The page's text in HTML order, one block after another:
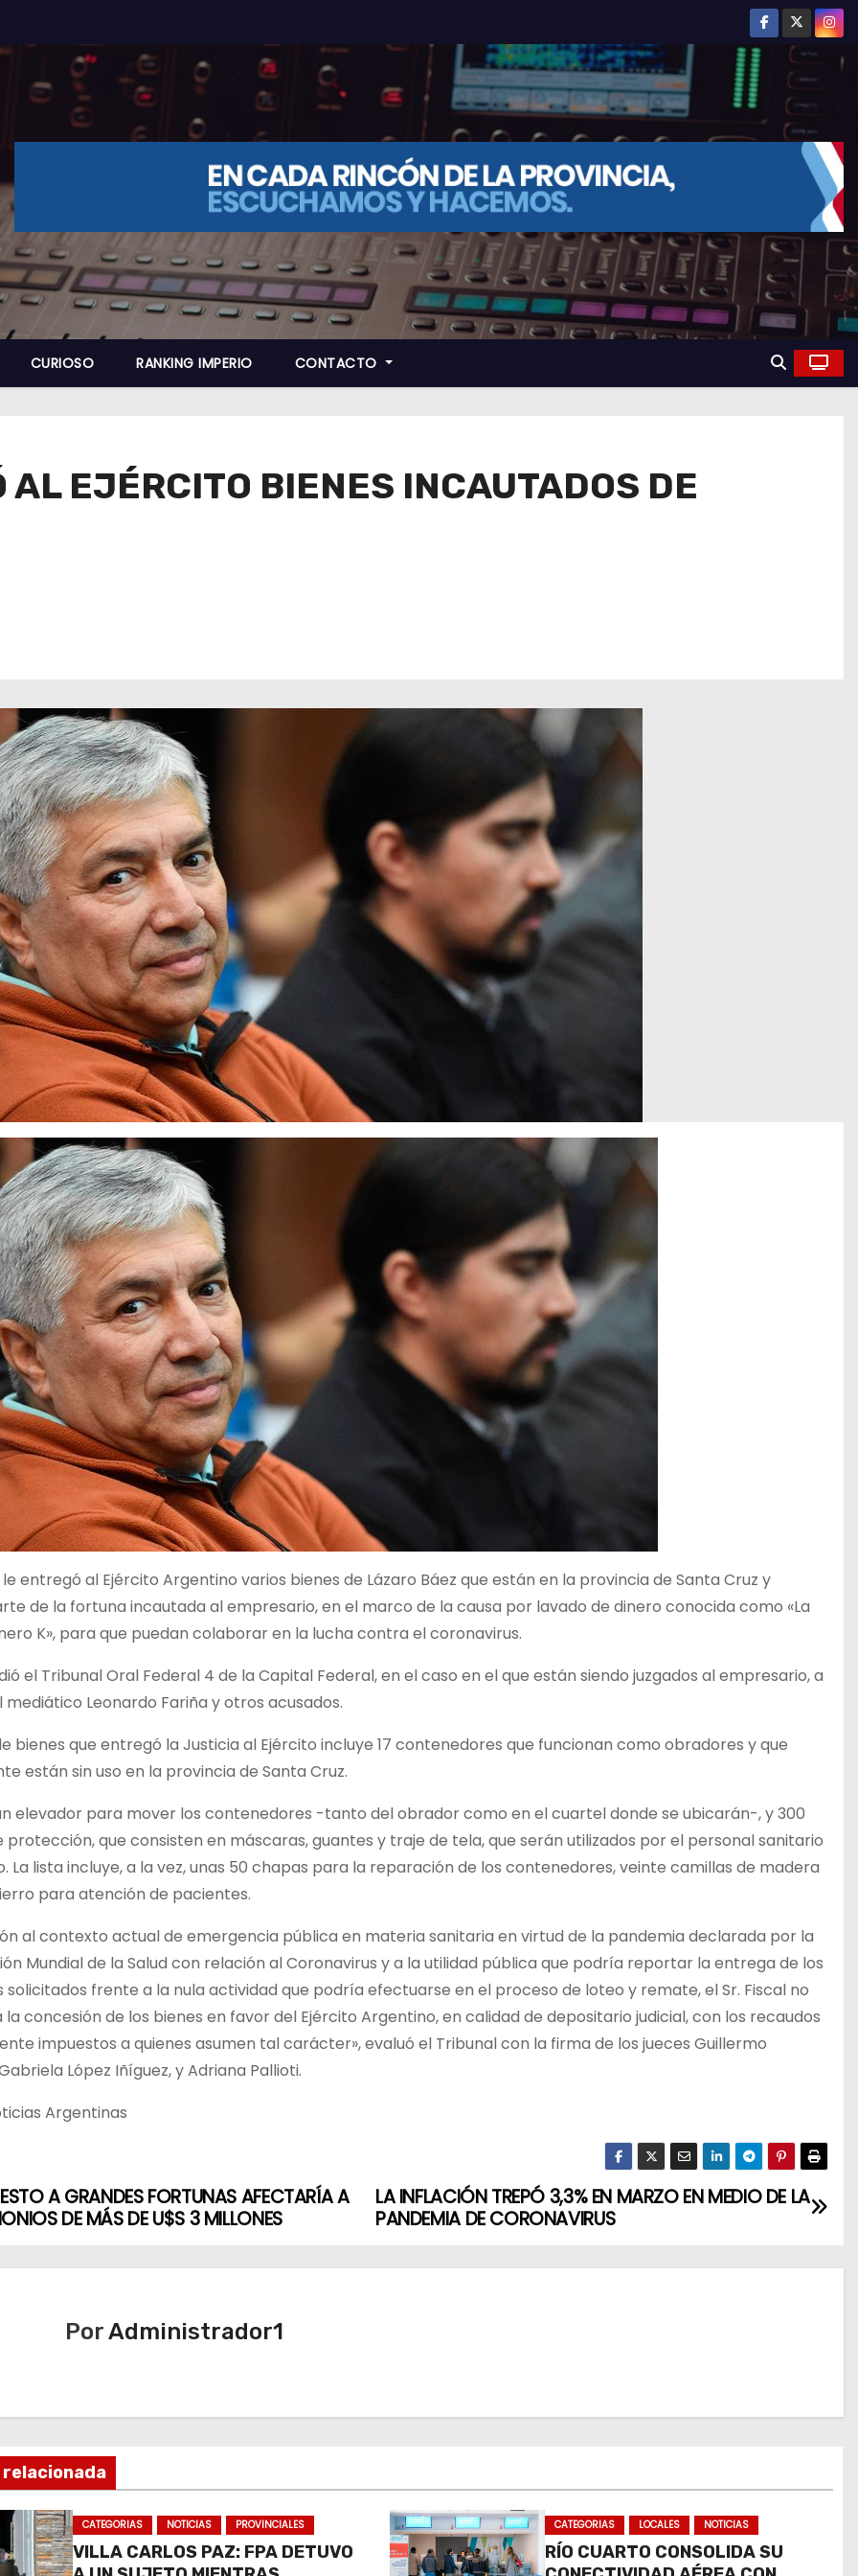
CURIOSO RANKING IMPERIO CONTACTO
EJÉRCITO BIENES INCAUTADOS DE
le entregó al Ejército Argentino varios bienes de Lázaro Báez que están en la provincia de Santa Cruz y
de la fortuna incautada al empresario, en el marco de la causa por lavado de dinero conocida como «La
K», para que puedan colaborar en la lucha contra el coronavirus.
el Tribunal Oral Federal 4 de la Capital Federal, en el caso en el que están siendo juzgados al empresario, a
mediático Leonardo Fariña y otros acusados.
bienes que entregó la Justicia al Ejército incluye 17 contenedores que funcionan como obradores y que
están sin uso en la provincia de Santa Cruz.
elevador para mover los contenedores -tanto del obrador como en el cuartel donde se ubicarán-, y 300
protección, que consisten en máscaras, guantes y traje de tela, que serán utilizados por el personal sanitario
La lista incluye, a la vez, unas 50 chapas para la reparación de los contenedores, veinte camillas de madera
para atención de pacientes.
al contexto actual de emergencia pública en materia sanitaria en virtud de la pandemia declarada por la
Mundial de la Salud con relación al Coronavirus y a la utilidad pública que podría reportar la entrega de los
solicitados frente a la nula actividad que podría efectuarse en el proceso de loteo y remate, el Sr. Fiscal no
la concesión de los bienes en favor del Ejército Argentino, en calidad de depositario judicial, con los recaudos
impuestos a quienes asumen tal carácter», evaluó el Tribunal con la firma de los jueces Guillermo
López Iñíguez, y Adriana Pallioti.
Argentinas
LA INFLACIÓN TREPÓ 3,3% EN MARZO EN MEDIO DE LA
PANDEMIA DE CORONAVIRUS
A GRANDES FORTUNAS AFECTARÍA A
DE MÁS DE U$S 3 MILLONES
PorAdministrador1
CATEGORIAS NOTICIAS PROVINCIALES
VILLA CARLOS PAZ: FPA DETUVO
CATEGORIAS LOCALES NOTICIAS
RÍO CUARTO CONSOLIDA SU